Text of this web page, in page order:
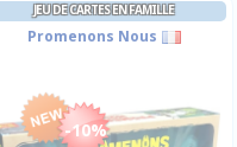
JEU DE CARTES EN FAMILLE
Promenons Nous
-10%